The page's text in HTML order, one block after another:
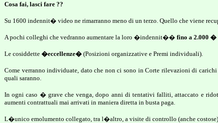
Cosa fai, lasci fare ??
Su 1600 indennit� video ne rimarranno meno di un terzo. Quello che viene
A pochi colleghi che vedranno aumentare la loro �indennit�� fino a 2.000
Le cosiddette �eccellenze� (Posizioni organizzative e Premi individuali).
Come verranno individuate, dato che non ci sono in Corte rilevazioni di
quali saranno.
In ogni caso � grave che venga, dopo anni di tentativi falliti, attaccato e
aumenti contrattuali mai arrivati in maniera diretta in busta paga.
L�unico emolumento collegato, tra l�altro, a visite di controllo (anche